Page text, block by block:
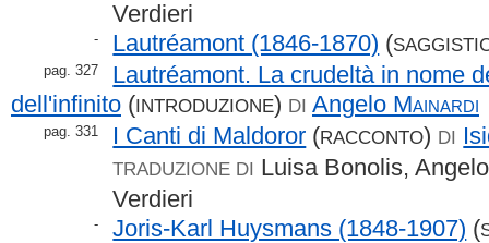
Verdieri
- Lautréamont (1846-1870) (
pag. 327
Lautréamont. La crudeltà in nome
dell'infinito (INTRODUZIONE) DI Angelo Mainardi
pag. 331 I Canti di Maldoror (RACCONTO) DI
TRADUZIONE DI Luisa Bonolis,
Verdieri
- Joris-Karl Huysmans (1848-1907) (